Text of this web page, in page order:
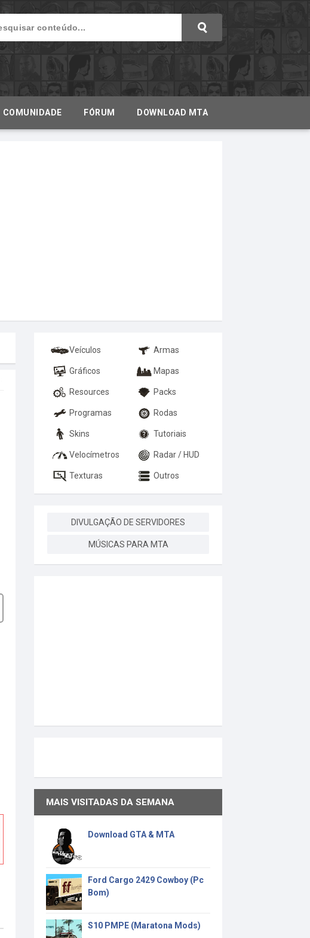
COMUNIDADE FÓRUM DOWNLOAD MTA
Veículos Armas
Gráficos Mapas
Resources Packs
Programas Rodas
Skins Tutoriais
Velocímetros Radar / HUD
Texturas Outros
DIVULGAÇÃO DE SERVIDORES
MÚSICAS PARA MTA
MAIS VISITADAS DA SEMANA
Download GTA & MTA
Ford Cargo 2429 Cowboy (Pc
Bom)
S10 PMPE (Maratona Mods)